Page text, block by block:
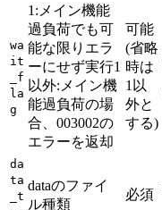
wa
it
_f
la
g
1:メイン機能
過負荷でも可
能な限りエラ
ーにせず実行1
以外:メイン機
能過負荷の場
合、003002の
エラーを返却
可能
(省略
時は
1以
外と
する)
da
ta
_t
dataのファイ
ル種類
必須